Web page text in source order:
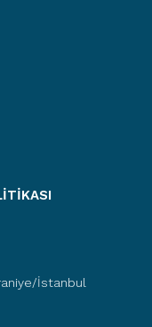
İstanbul